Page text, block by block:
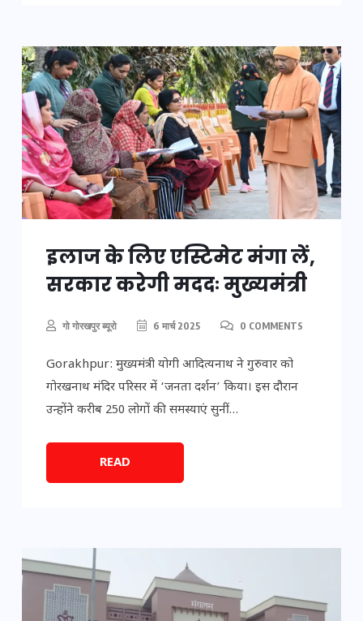
इलाज के लिए एस्टिमेट मंगा लें,
सरकार करेगी मददः मुख्यमंत्री
गो गोरखपुर ब्यूरो 6 मार्च 2025 0 COMMENTS
Gorakhpur: मुख्यमंत्री योगी आदित्यनाथ ने गुरुवार को
गोरखनाथ मंदिर परिसर में ‘जनता दर्शन’ किया। इस दौरान
उन्होंने करीब 250 लोगों की समस्याएं सुनीं…
READ